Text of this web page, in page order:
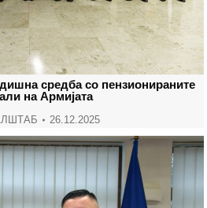
средба со пензионираните
на Армијата
26.12.2025